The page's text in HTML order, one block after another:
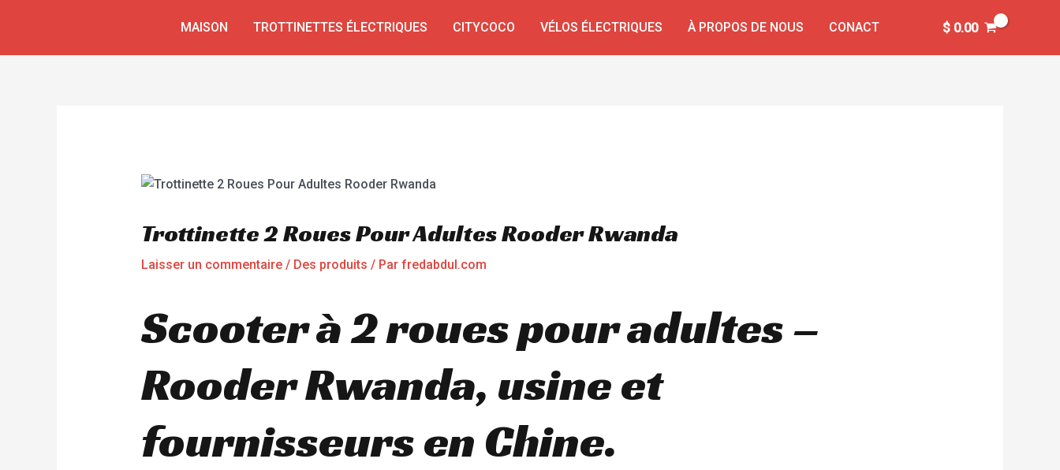
MAISON TROTTINETTES ÉLECTRIQUES CITYCOCO VÉLOS ÉLECTRIQUES À PROPOS DE NOUS CONACT $0.00
Trottinette 2 Roues Pour Adultes Rooder Rwanda
Laisser un commentaire / Des produits / Par fredabdul.com
Scooter à 2 roues pour adultes –
Rooder Rwanda, usine et
fournisseurs en Chine.